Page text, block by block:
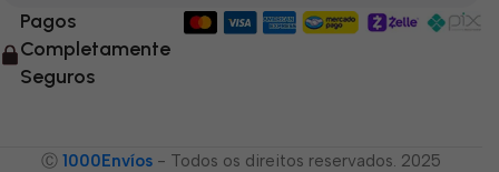
Pagos
Completamente
Seguros
Ⓒ 1000Envíos - Todos os direitos reservados. 2025